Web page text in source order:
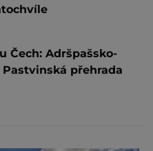
Čech: Adršpašsko-
přehrada